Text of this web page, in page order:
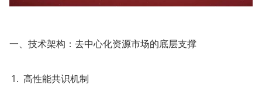
一、技术架构：去中心化资源市场的底层支撑
高性能共识机制